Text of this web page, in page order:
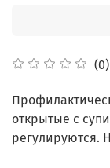
(0)
открытые с
регулируются.